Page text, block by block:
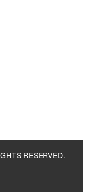
RESERVED.